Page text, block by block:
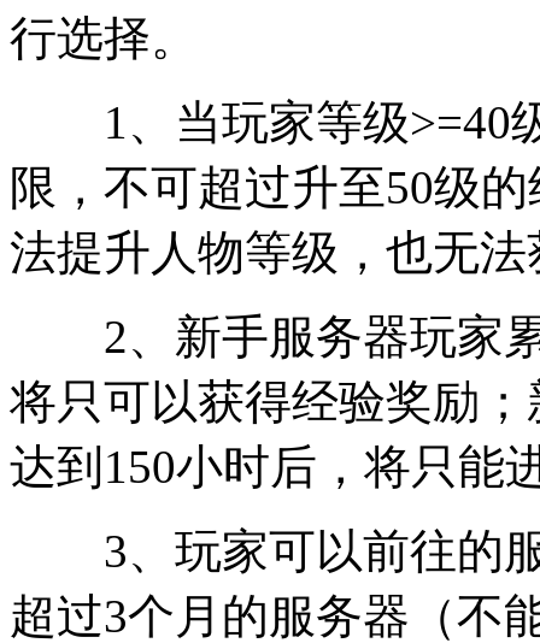
行选择。
1、当玩家等级>=40
限，不可超过升至50级
法提升人物等级，也无
2、新手服务器玩家累
将只可以获得经验奖励
达到150小时后，将只能
3、玩家可以前往的服
超过3个月的服务器（不